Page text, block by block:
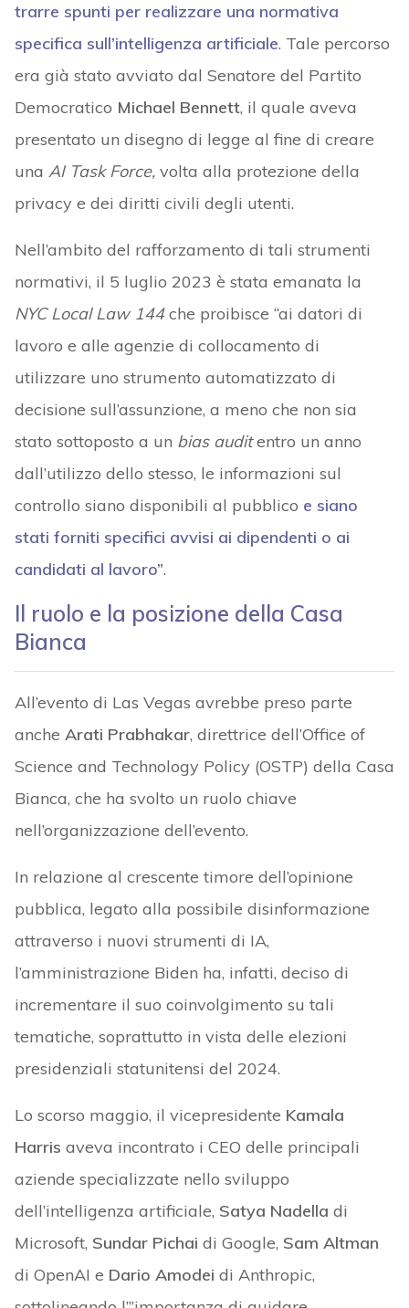
trarre spunti per realizzare una normativa
specifica sull’intelligenza artificiale. Tale percorso
era già stato avviato dal Senatore del Partito
Democratico Michael Bennett, il quale aveva
presentato un disegno di legge al fine di creare
una AI Task Force,volta alla protezione della
privacy e dei diritti civili degli utenti.
Nell’ambito del rafforzamento di tali strumenti
normativi, il 5 luglio 2023 è stata emanata la
NYC Local Law 144che proibisce “ai datori di
lavoro e alle agenzie di collocamento di
utilizzare uno strumento automatizzato di
decisione sull’assunzione, a meno che non sia
stato sottoposto a un bias auditentro un anno
dall’utilizzo dello stesso, le informazioni sul
controllo siano disponibili al pubblico e siano
stati forniti specifici avvisi ai dipendenti o ai
candidati al lavoro”.
Il ruolo e la posizione della Casa
Bianca
All’evento di Las Vegas avrebbe preso parte
anche Arati Prabhakar, direttrice dell’Office of
Science and Technology Policy (OSTP) della Casa
Bianca, che ha svolto un ruolo chiave
nell’organizzazione dell’evento.
In relazione al crescente timore dell’opinione
pubblica, legato alla possibile disinformazione
attraverso i nuovi strumenti di IA,
l’amministrazione Biden ha, infatti, deciso di
incrementare il suo coinvolgimento su tali
tematiche, soprattutto in vista delle elezioni
presidenziali statunitensi del 2024.
Lo scorso maggio, il vicepresidente Kamala
Harris aveva incontrato i CEO delle principali
aziende specializzate nello sviluppo
dell’intelligenza artificiale, Satya Nadella di
Microsoft, Sundar Pichai di Google, Sam Altman
di OpenAI e Dario Amodei di Anthropic,